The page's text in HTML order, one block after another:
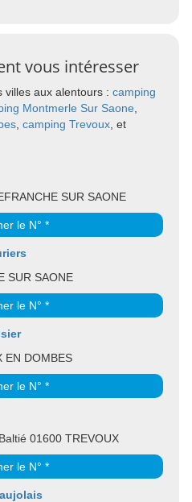
vous intéresser
villes aux alentours : camping
Montmerle Sur Saone
camping Trevoux , et
SUR SAONE
le N° *
SUR SAONE
le N° *
EN DOMBES
le N° *
01600 TREVOUX
le N° *